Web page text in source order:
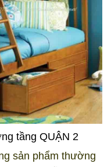
tầng QUẬN 2
sản phẩm thường